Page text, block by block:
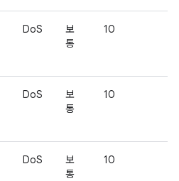
DoS
보
통
10
DoS
보
통
10
DoS
보
통
10